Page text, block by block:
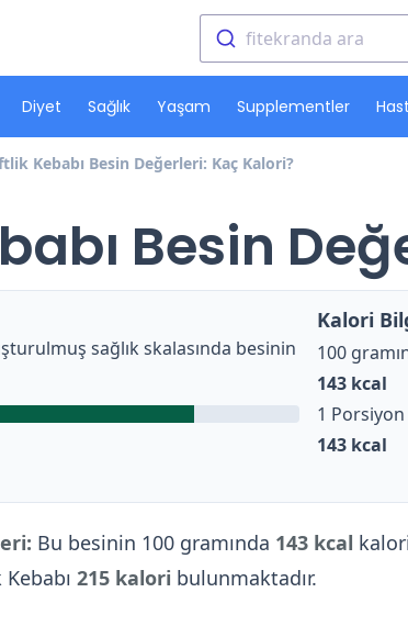
fitekranda ara
Diyet Sağlık Yaşam Supplementler
Kebabı Besin Değerleri: Kaç Kalori?
Besin
sağlık skalasında besinin
Kalori
100
143 kcal
1
143 kcal
Bu besinin 100 gramında 143 kcal
215 kalori bulunmaktadır.